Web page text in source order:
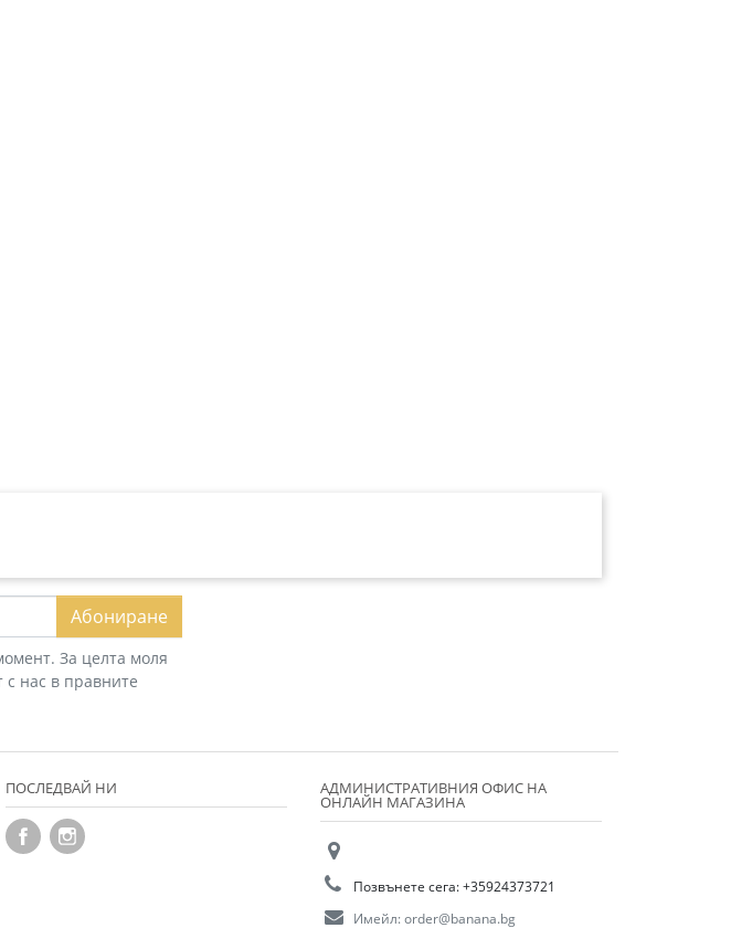
Абониране
За целта моля
с нас в правните
ПОСЛЕДВАЙ НИ АДМИНИСТРАТИВНИЯ ОФИС НА
ОНЛАЙН МАГАЗИНА
Позвънете сега:+35924373721
Имейл:order@banana.bg